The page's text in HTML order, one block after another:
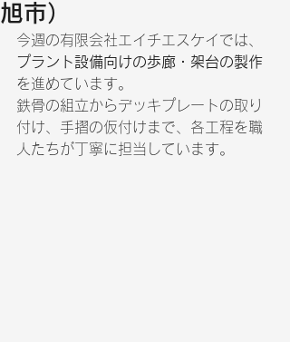
旭市）
今週の有限会社エイチエスケイでは、
プラント設備向けの歩廊・架台の製作
を進めています。
鉄骨の組立からデッキプレートの取り
付け、手摺の仮付けまで、各工程を職
人たちが丁寧に担当しています。